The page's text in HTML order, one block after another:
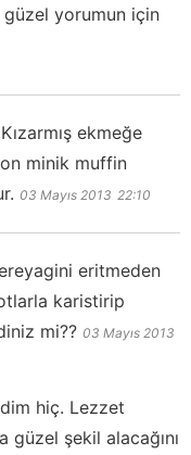
yorumun için
ekmeğe
minik muffin
03 Mayıs 2013 22:10
eritmeden
karistirip
mi?? 03 Mayıs 2013
hiç. Lezzet
güzel şekil alacağını